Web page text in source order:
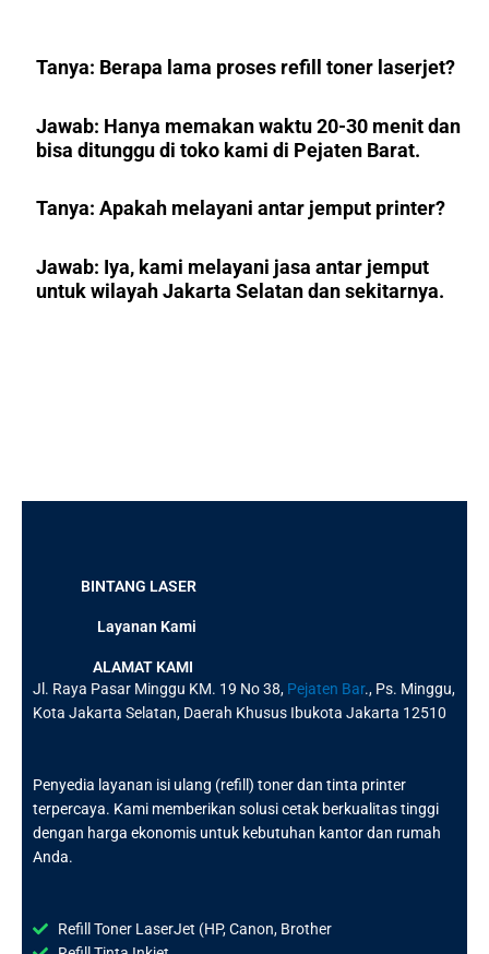
Tanya: Berapa lama proses refill toner laserjet?
Jawab: Hanya memakan waktu 20-30 menit dan
bisa ditunggu di toko kami di Pejaten Barat.
Tanya: Apakah melayani antar jemput printer?
Jawab: Iya, kami melayani jasa antar jemput
untuk wilayah Jakarta Selatan dan sekitarnya.
BINTANG LASER
Layanan Kami
ALAMAT KAMI
Jl. Raya Pasar Minggu KM. 19 No 38, Pejaten Bar., Ps. Minggu,
Kota Jakarta Selatan, Daerah Khusus Ibukota Jakarta 12510
Penyedia layanan isi ulang (refill) toner dan tinta printer
terpercaya. Kami memberikan solusi cetak berkualitas tinggi
dengan harga ekonomis untuk kebutuhan kantor dan rumah
Anda.
Refill Toner LaserJet (HP, Canon, Brother